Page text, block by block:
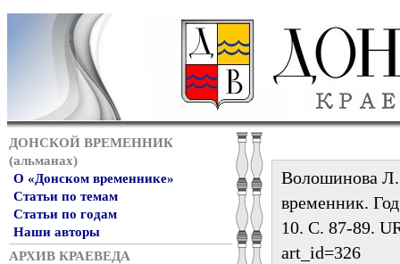
ДОНСКОЙ ВРЕМЕННИК
(альманах)
О «Донском временнике»
Статьи по темам
Статьи по годам
Наши авторы
АРХИВ КРАЕВЕДА
Волошинова Л.
временник.
10. С. 87-89.
art_id=326